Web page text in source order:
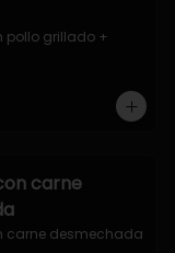
pollo grillado +
carne
carne desmechada